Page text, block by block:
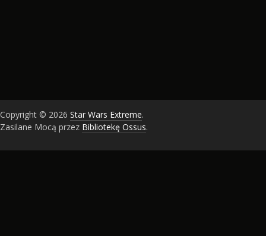
Copyright © 2026 Star Wars Extreme.
Zasilane Mocą przez Bibliotekę Ossus.